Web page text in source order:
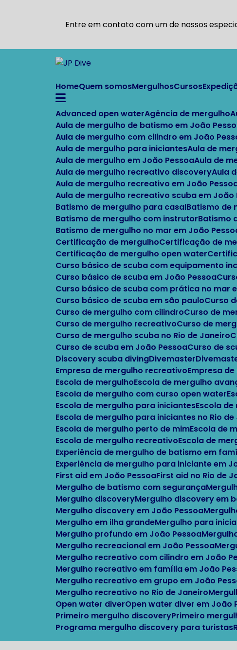
Entre em contato com um de nossos
Home Quem somos Mergulhos Cursos
Advanced open water Agência de mergulho
Aula de mergulho de batismo em João
Aula de mergulho com cilindro em João
Aula de mergulho para iniciantes Aula de
Aula de mergulho em João Pessoa Aula de
Aula de mergulho recreativo discovery
Aula de mergulho recreativo em João
Aula de mergulho recreativo scuba em João
Batismo de mergulho para casal Batismo
Batismo de mergulho com instrutor
Batismo de mergulho no mar em João
Certificação de mergulho
Certificação de
Certificação de mergulho open water
Curso básico de scuba com equipamento
Curso básico de scuba em João Pessoa
Curso básico de scuba com prática no mar
Curso básico de scuba em são paulo
Curso
Curso de mergulho com cilindro
Curso de
Curso de mergulho recreativo
Curso de
Curso de mergulho scuba no Rio de Janeiro
Curso de scuba em João Pessoa
Curso de
Discovery scuba diving Divemaster
Empresa de mergulho recreativo Empresa
Escola de mergulho Escola de mergulho
Escola de mergulho com curso open water
Escola de mergulho para iniciantes Escola
Escola de mergulho para iniciantes no Rio
Escola de mergulho perto de mim Escola de
Escola de mergulho recreativo Escola de
Experiência de mergulho de batismo em
Experiência de mergulho para iniciante em
First aid em João Pessoa First aid no Rio de
Mergulho de batismo com segurança
Mergulho discovery
Mergulho discovery em
Mergulho discovery em João Pessoa
Mergulho em ilha grande
Mergulho para
Mergulho profundo em João Pessoa
Mergulho recreacional em João Pessoa
Mergulho recreativo com cilindro em João
Mergulho recreativo em família em João
Mergulho recreativo em grupo em João
Mergulho recreativo no Rio de Janeiro
Open water diver
Open water diver em João
Primeiro mergulho discovery Primeiro
Programa mergulho discovery para turistas